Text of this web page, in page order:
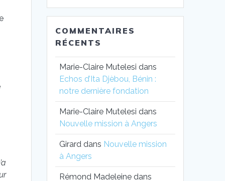
COMMENTAIRES
RÉCENTS
Marie-Claire Mutelesi dans
Echos d’Ita Djèbou, Bénin :
notre dernière fondation
Marie-Claire Mutelesi dans
Nouvelle mission à Angers
Girard dans Nouvelle mission
à Angers
Rémond Madeleine dans